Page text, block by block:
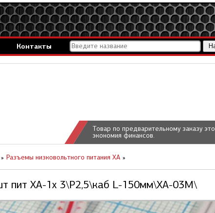
Контакты
Товар по предварительному заказу это
экономия финансов.
пит XA-1x 3\P2,5\каб L-150мм\XA-03M\
Разъемы низковольтного питания XA